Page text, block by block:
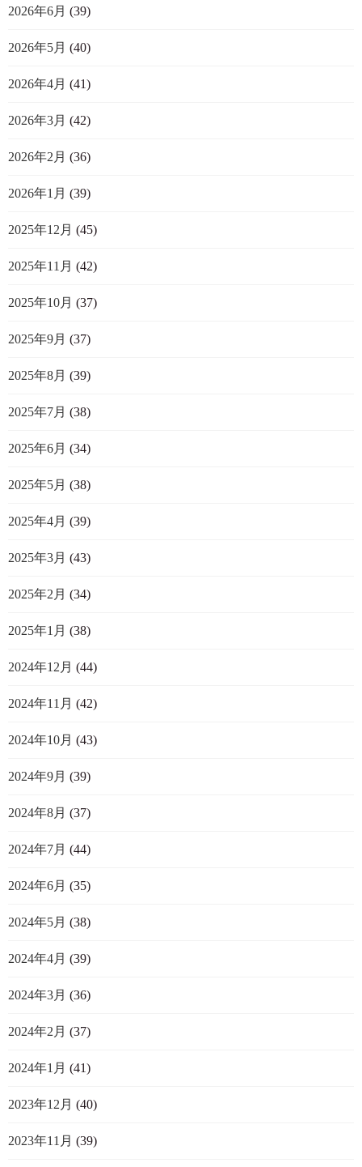
2026年6月 (39)
2026年5月 (40)
2026年4月 (41)
2026年3月 (42)
2026年2月 (36)
2026年1月 (39)
2025年12月 (45)
2025年11月 (42)
2025年10月 (37)
2025年9月 (37)
2025年8月 (39)
2025年7月 (38)
2025年6月 (34)
2025年5月 (38)
2025年4月 (39)
2025年3月 (43)
2025年2月 (34)
2025年1月 (38)
2024年12月 (44)
2024年11月 (42)
2024年10月 (43)
2024年9月 (39)
2024年8月 (37)
2024年7月 (44)
2024年6月 (35)
2024年5月 (38)
2024年4月 (39)
2024年3月 (36)
2024年2月 (37)
2024年1月 (41)
2023年12月 (40)
2023年11月 (39)